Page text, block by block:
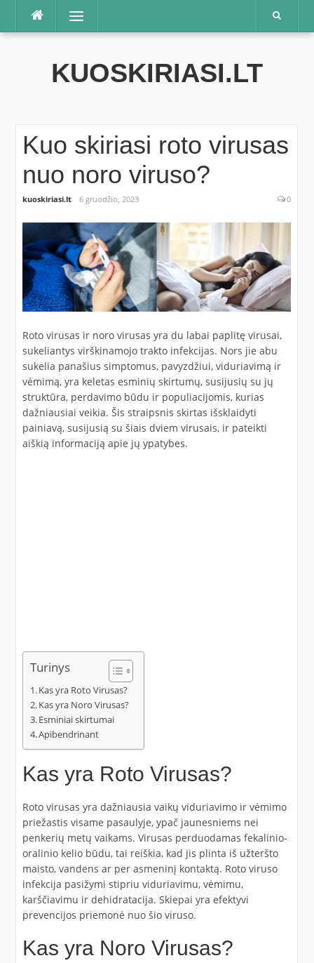
Praleisti
Meniu
KUOSKIRIASI.LT
Kuo skiriasi roto virusas
nuo noro viruso?
kuoskiriasi.lt 6 gruodžio, 2023 0
Roto virusas ir noro virusas yra du labai paplitę virusai,
sukeliantys virškinamojo trakto infekcijas. Nors jie abu
sukelia panašius simptomus, pavyzdžiui, viduriavimą ir
vėmimą, yra keletas esminių skirtumų, susijusių su jų
struktūra, perdavimo būdu ir populiacijomis, kurias
dažniausiai veikia. Šis straipsnis skirtas išsklaidyti
painiavą, susijusią su šiais dviem virusais, ir pateikti
aiškią informaciją apie jų ypatybes.
Turinys
Kas yra Roto Virusas?
Kas yra Noro Virusas?
Esminiai skirtumai
Apibendrinant
Kas yra Roto Virusas?
Roto virusas yra dažniausia vaikų viduriavimo ir vėmimo
priežastis visame pasaulyje, ypač jaunesniems nei
penkerių metų vaikams. Virusas perduodamas fekalinio-
oralinio kelio būdu, tai reiškia, kad jis plinta iš užteršto
maisto, vandens ar per asmeninį kontaktą. Roto viruso
infekcija pasižymi stipriu viduriavimu, vėmimu,
karščiavimu ir dehidratacija. Skiepai yra efektyvi
prevencijos priemonė nuo šio viruso.
Kas yra Noro Virusas?